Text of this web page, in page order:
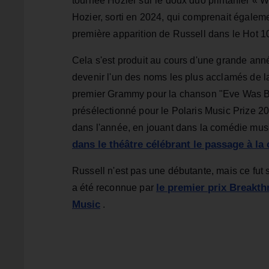
Hozier, sorti en 2024, qui comprenait
première apparition de Russell dans le Hot
Cela s'est produit au cours d'une grande
devenir l'un des noms les plus acclamés de
premier Grammy pour la chanson "Eve Was
présélectionné pour le Polaris Music Prize
dans l'année, en jouant dans la comédie
dans le théâtre célébrant le passage à la
Russell n'est pas une débutante, mais ce
a été reconnue par le premier prix
Music .